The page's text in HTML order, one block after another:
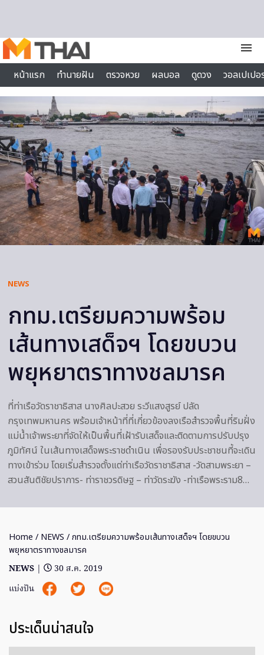
menu
หน้าแรก
ทำนายฝัน ตรวจหวย ผลบอล ดูดวง
วอลเปเป
ไลฟ์สไตล์
NEWS
กทม.เตรียมความพร้อม
เส้นทางเสด็จฯ โดยขบวน
พยุหยาตราทางชลมารค
ที่ท่าเรือวัดราชาธิสาส นางศิลปะสวย ระวีแสงสูรย์ ปลัด
กรุงเทพมหานคร พร้อมเจ้าหน้าที่ที่เกี่ยวข้องลงเรือสำรวจพื้นที่ริมฝั่ง
แม่น้ำเจ้าพระยาที่จัดให้เป็นพื้นที่เฝ้ารับเสด็จและติดตามการปรับปรุง
ภูมิทัศน์ ในเส้นทางเสด็จพระราชดำเนิน เพื่อรองรับประชาชนที้จะเดิน
ทางเข้าร่วม โดยเริ่มสำรวจตั้งแต่ท่าเรือวัดราชาธิสาส -วัดสามพระยา –
สวนสันติชัยปราการ- ท่าราชวรดิษฐ – ท่าวัดระฆัง -ท่าเรือพระราม8…
Home / NEWS / กทม.เตรียมความพร้อมเส้นทางเสด็จฯ โดยขบวน
พยุหยาตราทางชลมารค
NEWS |
30 ส.ค. 2019
แบ่งปัน
ประเด็นน่าสนใจ